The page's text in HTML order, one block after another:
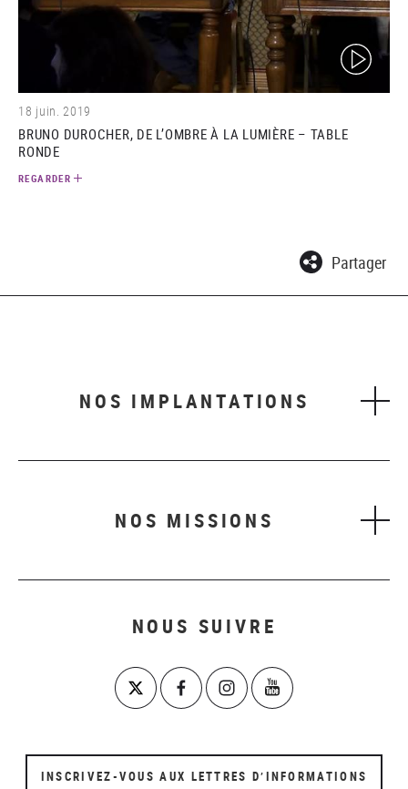
(video)
18 juin. 2019
BRUNO DUROCHER, DE L’OMBRE À LA LUMIÈRE – TABLE
RONDE
REGARDER
Partager
NOS IMPLANTATIONS
NOS MISSIONS
NOUS SUIVRE
INSCRIVEZ-VOUS AUX LETTRES D’INFORMATIONS